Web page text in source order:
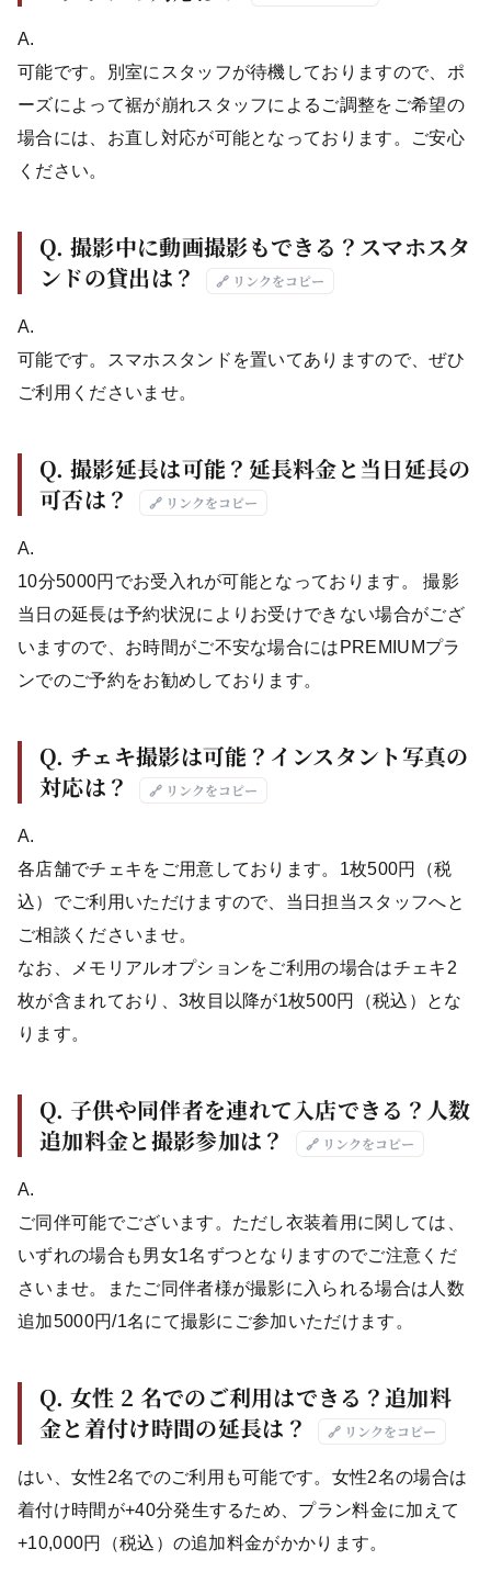
A.
可能です。別室にスタッフが待機しておりますので、ポ
ーズによって裾が崩れスタッフによるご調整をご希望の
場合には、お直し対応が可能となっております。ご安心
ください。
Q. 撮影中に動画撮影もできる？スマホスタ
ンドの貸出は？
🔗 リンクをコピー
A.
可能です。スマホスタンドを置いてありますので、ぜひ
ご利用くださいませ。
Q. 撮影延長は可能？延長料金と当日延長の
可否は？
🔗 リンクをコピー
A.
10分5000円でお受入れが可能となっております。 撮影
当日の延長は予約状況によりお受けできない場合がござ
いますので、お時間がご不安な場合にはPREMIUMプラ
ンでのご予約をお勧めしております。
Q. チェキ撮影は可能？インスタント写真の
対応は？
🔗 リンクをコピー
A.
各店舗でチェキをご用意しております。1枚500円（税
込）でご利用いただけますので、当日担当スタッフへと
ご相談くださいませ。
なお、メモリアルオプションをご利用の場合はチェキ2
枚が含まれており、3枚目以降が1枚500円（税込）とな
ります。
Q. 子供や同伴者を連れて入店できる？人数
追加料金と撮影参加は？
🔗 リンクをコピー
A.
ご同伴可能でございます。ただし衣装着用に関しては、
いずれの場合も男女1名ずつとなりますのでご注意くだ
さいませ。またご同伴者様が撮影に入られる場合は人数
追加5000円/1名にて撮影にご参加いただけます。
Q. 女性 2 名でのご利用はできる？追加料
金と着付け時間の延長は？
🔗 リンクをコピー
はい、女性2名でのご利用も可能です。女性2名の場合は
着付け時間が+40分発生するため、プラン料金に加えて
+10,000円（税込）の追加料金がかかります。